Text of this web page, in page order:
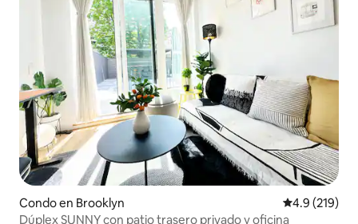
Condo en Brooklyn Calificación
4.9 (219)
Dúplex SUNNY con patio trasero privado y oficina